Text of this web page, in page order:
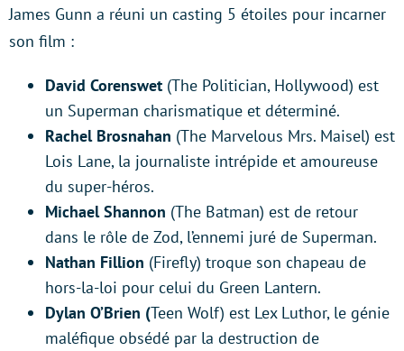
James Gunn a réuni un casting 5 étoiles pour incarner
son film :
David Corenswet (The Politician, Hollywood) est
un Superman charismatique et déterminé.
Rachel Brosnahan (The Marvelous Mrs. Maisel) est
Lois Lane, la journaliste intrépide et amoureuse
du super-héros.
Michael Shannon (The Batman) est de retour
dans le rôle de Zod, l’ennemi juré de Superman.
Nathan Fillion (Firefly) troque son chapeau de
hors-la-loi pour celui du Green Lantern.
Dylan O’Brien (Teen Wolf) est Lex Luthor, le génie
maléfique obsédé par la destruction de